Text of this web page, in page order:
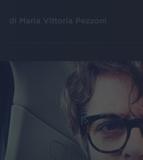
di Maria Vittoria Pezzoni